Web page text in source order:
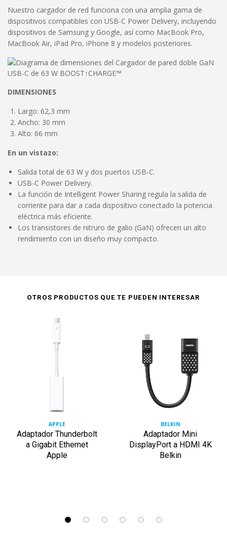
Nuestro cargador de red funciona con una amplia gama de
dispositivos compatibles con USB-C Power Delivery, incluyendo
dispositivos de Samsung y Google, así como MacBook Pro,
MacBook Air, iPad Pro, iPhone 8 y modelos posteriores.
DIMENSIONES
Largo: 62,3 mm
Ancho: 30 mm
Alto: 66 mm
En un vistazo:
Salida total de 63 W y dos puertos USB-C.
USB-C Power Delivery.
La función de Intelligent Power Sharing regula la salida de
corriente para dar a cada dispositivo conectado la potencia
eléctrica más eficiente.
Los transistores de nitruro de galio (GaN) ofrecen un alto
rendimiento con un diseño muy compacto.
OTROS PRODUCTOS QUE TE PUEDEN INTERESAR
APPLE
Adaptador Thunderbolt
a Gigabit Ethernet
Apple
BELKIN
Adaptador Mini
DisplayPort a HDMI 4K
Belkin